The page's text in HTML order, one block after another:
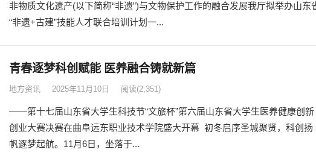
非物质文化遗产(以下简称“非遗”)与文物保护工作的融合发展我厅拟举办山东
“非遗+古建”技能人才联合培训计划一...
青春逐梦科创赋能 医养融合铸就新篇
地方资讯 2025年11月10日 阅读(2,351)
——第十七届山东省大学生科技节“文旅杯”第六届山东省大学生医养健康创新
创业大赛决赛在曲阜远东职业技术学院盛大开幕 初冬启序圣城聚贤，科创扬
帆逐梦起航。11月6日，坐落于...